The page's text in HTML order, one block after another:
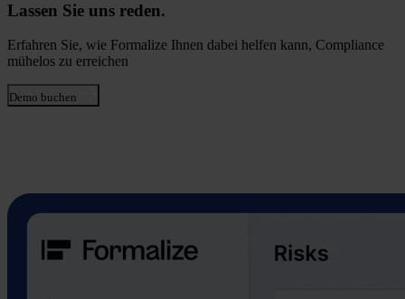
Lassen Sie uns reden.
Erfahren Sie, wie Formalize Ihnen dabei helfen kann, Compliance
mühelos zu erreichen
Demo buchen